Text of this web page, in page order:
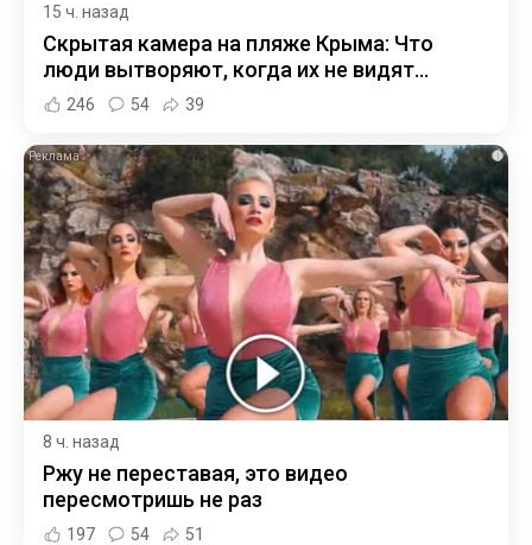
15 ч. назад
Скрытая камера на пляже Крыма: Что
люди вытворяют, когда их не видят...
246 54 39
i
8 ч. назад
Ржу не переставая, это видео
пересмотришь не раз
197 54 51